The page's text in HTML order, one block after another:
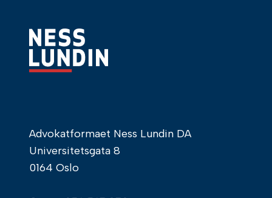
Advokatformaet Ness Lundin DA
Universitetsgata 8
0164 Oslo